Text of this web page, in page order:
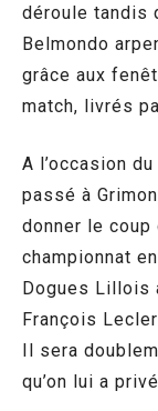
déroule tandis
Belmondo
grâce aux
match, livrés
A l’occasion
passé à
donner le coup
championnat
Dogues Lillois
François
Il sera
qu’on lui a